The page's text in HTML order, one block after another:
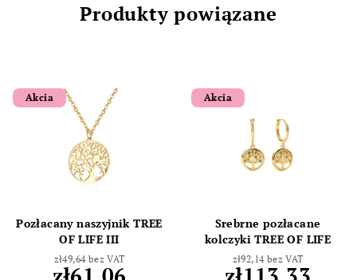
Produkty powiązane
Akcia
Pozłacany naszyjnik TREE
OF LIFE III
zł49,64 bez VAT
Akcia
Srebrne pozłacane
kolczyki TREE OF LIFE
zł92,14 bez VAT